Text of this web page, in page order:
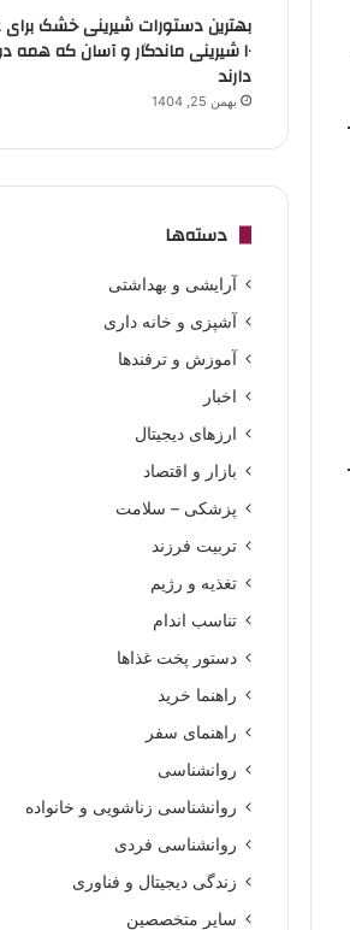
بهترین دستورات شیرینی خشک برای
۱۰ شیرینی ماندگار و آسان که
دارند
بهمن 25, 1404
دسته‌ها
آرایشی و بهداشتی
آشپزی و خانه داری
آموزش و ترفندها
اخبار
ارزهای دیجیتال
بازار و اقتصاد
پزشکی – سلامت
تربیت فرزند
تغذیه و رژیم
تناسب اندام
دستور پخت غذاها
راهنما خرید
راهنمای سفر
روانشناسی
روانشناسی زناشویی و خانواده
روانشناسی فردی
زندگی دیجیتال و فناوری
سایر متخصصین